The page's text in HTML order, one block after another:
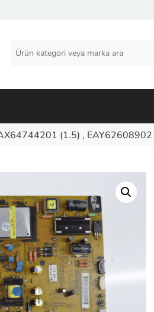
(1.5) ,